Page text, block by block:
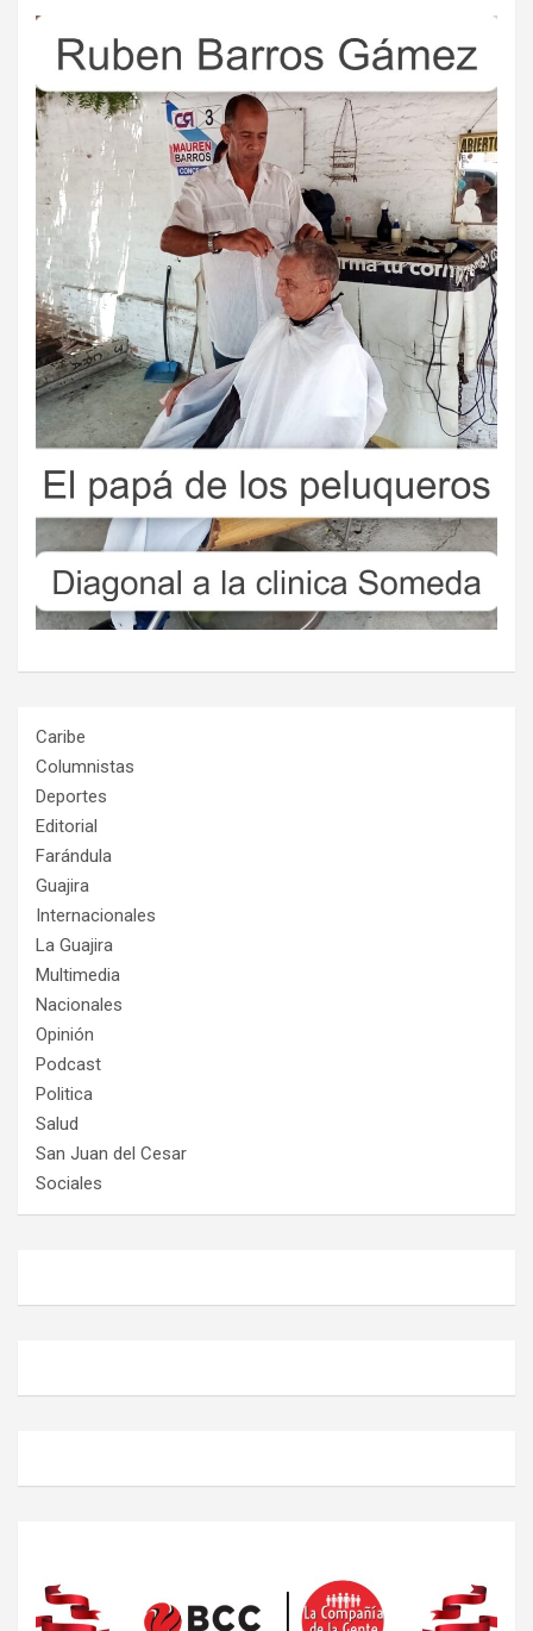
Caribe
Columnistas
Deportes
Editorial
Farándula
Guajira
Internacionales
La Guajira
Multimedia
Nacionales
Opinión
Podcast
Politica
Salud
San Juan del Cesar
Sociales